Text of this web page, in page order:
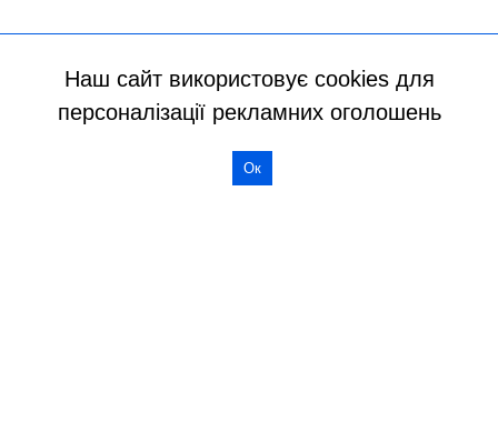
Наш сайт використовує cookies для
персоналізації рекламних оголошень
Ок